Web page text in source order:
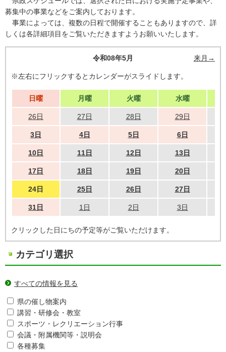
募集中の事業などをご案内しております。
事業によっては、複数の日程で開催することもありますので、詳
しくは各詳細項目をご覧いただきますようお願いいたします。
令和08年5月 来月→
※左右にフリックするとカレンダーがスライドします。
日曜 月曜 火曜 水曜
26日 27日 28日 29日
3日 4日 5日 6日
10日 11日 12日 13日
17日 18日 19日 20日
24日 25日 26日 27日
31日 1日 2日 3日
クリックした日にちの予定等がご覧いただけます。
カテゴリ選択
すべての情報を見る
県の催し物案内
講習・研修会・教室
スポーツ・レクリエーション行事
会議・附属機関等・説明会
各種募集